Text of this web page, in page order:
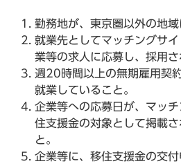
勤務地が、東京圏以外の地域
就業先としてマッチングサ
業等の求人に応募し、採用さ
週20時間以上の無期雇用契
就業していること。
企業等への応募日が、マッ
住支援金の対象として掲載
と。
企業等に、移住支援金の交